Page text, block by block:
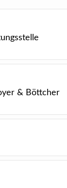
& Böttcher